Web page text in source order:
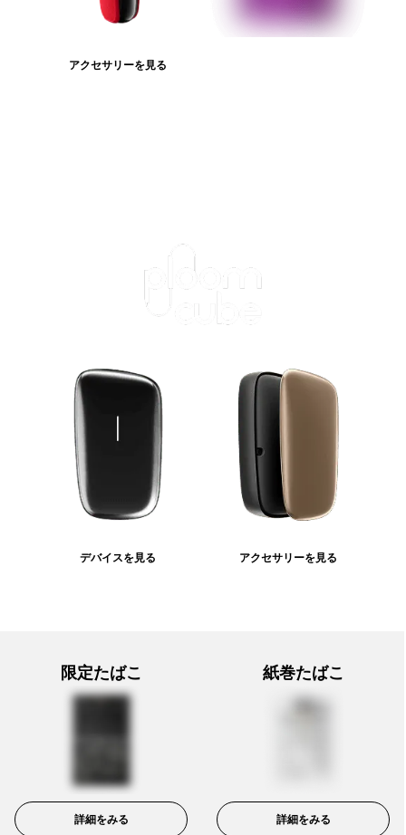
アクセサリーを見る
デバイスを見る アクセサリーを見る
限定たばこ
詳細をみる
紙巻たばこ
詳細をみる